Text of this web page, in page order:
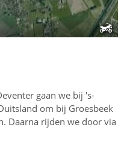
gaan we bij 's-
om bij Groesbeek
Daarna rijden we door via